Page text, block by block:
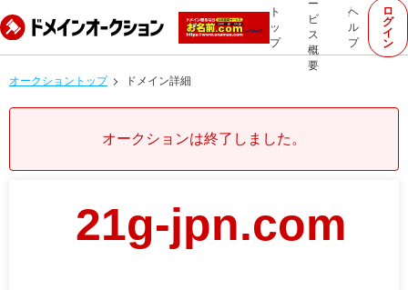
ト
ッ
プ
ー
ビ
ス
概
要
ヘ
ル
プ
ロ
グ
イ
ン
オークショントップ ドメイン詳細
オークションは終了しました。
21g-jpn.com